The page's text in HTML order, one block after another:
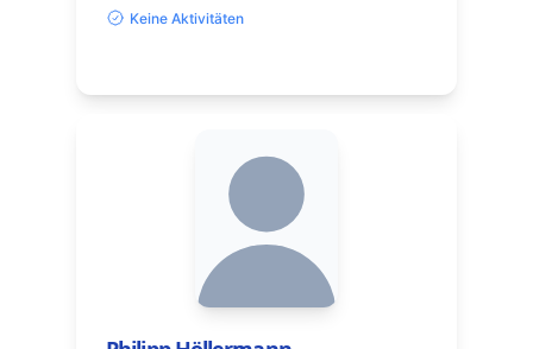
Keine Aktivitäten